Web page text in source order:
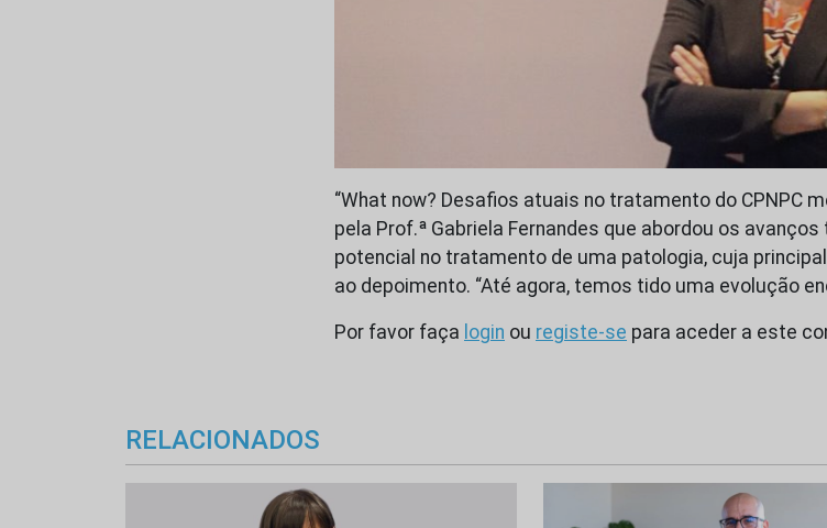
“What now? Desafios atuais no tratamento do CPNPC
pela Prof.ª Gabriela Fernandes que abordou os
potencial no tratamento de uma patologia, cuja
ao depoimento. “Até agora, temos tido uma evolução
Por favor faça login ou registe-se para aceder a este
RELACIONADOS